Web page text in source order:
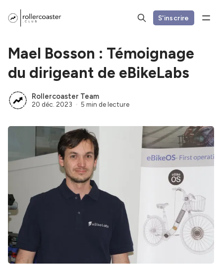
S'inscrire
Mael Bosson : Témoignage
du dirigeant de eBikeLabs
Rollercoaster Team
20 déc. 2023 5 min de lecture